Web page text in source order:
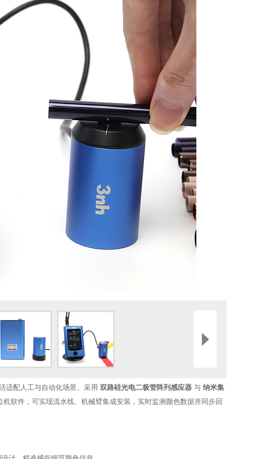
适配人工与自动化场景。采用 双路硅光电二极管阵列感应器 与 纳米集
机软件，可实现流水线、机械臂集成安装，实时监测颜色数据并同步回